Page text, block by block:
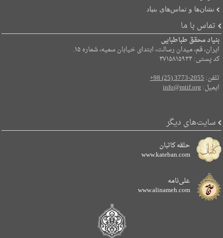
نشان‌ها و تماس‌های بنیاد
تماس با ما
بنیاد محقق طباطبایی
ایران، قم، میدان رسالت، ابتدای خیابان سمیه، شماره ۱۵.
کد پستی: ۳۷۱۵۸۱۵۹۳۴
تلفن:+98 (25) 3773-2055
ایمیل:info@mtif.org
سایت‌های دیگر
حلقه کاتبان
www.kateban.com
علی‌نامه
www.alinameh.com